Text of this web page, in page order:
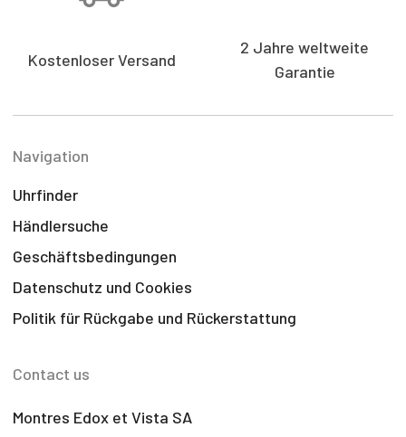
Kostenloser Versand
2 Jahre weltweite
Garantie
Navigation
Uhrfinder
Händlersuche
Geschäftsbedingungen
Datenschutz und Cookies
Politik für Rückgabe und Rückerstattung
Contact us
Montres Edox et Vista SA